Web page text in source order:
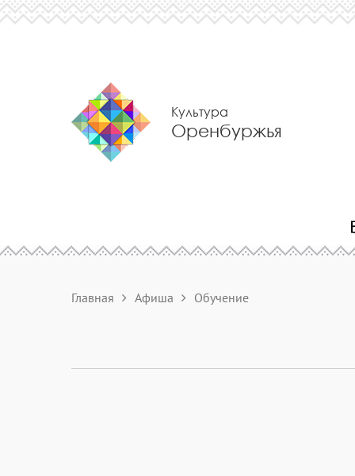
Культура
Оренбуржья
Главная Афиша Обучение